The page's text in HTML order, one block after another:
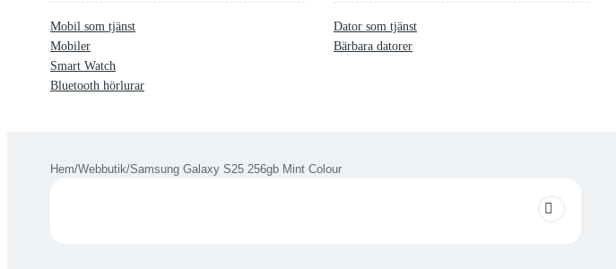
Mobil som tjänst
Mobiler
Smart Watch
Bluetooth hörlurar
Dator som tjänst
Bärbara datorer
Hem/Webbutik/Samsung Galaxy S25 256gb Mint Colour